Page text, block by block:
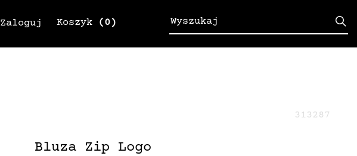
Koszyk (0)
Zaloguj
Bluza Zip Logo
313287